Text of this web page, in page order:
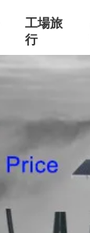
工場旅
行